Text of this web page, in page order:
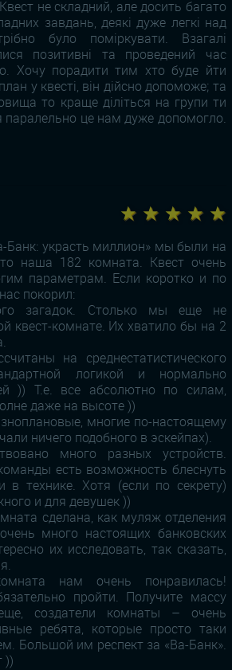
не складний, але досить багато
завдань, деякі дуже легкі над
було поміркувати. Взагалі
позитивні та проведений час
Хочу порадити тим хто буде йти
у квесті, він дійсно допоможе; та
то краще діліться на групи ти
паралельно це нам дуже допомогло.
★ ★ ★ ★ ★
Банк: украсть миллион» мы были на
наша 182 комната. Квест очень
параметрам. Если коротко и по
покорил:
загадок. Столько мы еще не
квест-комнате. Их хватило бы на 2
на среднестатистического
логикой и нормально
)) Т.е. все абсолютно по силам,
даже на высоте ))
многие по-настоящему
ничего подобного в эскейпах).
много разных устройств.
есть возможность блеснуть
в технике. Хотя (если по секрету)
и для девушек ))
сделана, как муляж отделения
много настоящих банковских
их исследовать, так сказать,
нам очень понравилась!
пройти. Получите массу
создатели комнаты – очень
ребята, которые просто таки
Большой им респект за «Ва-Банк».
))